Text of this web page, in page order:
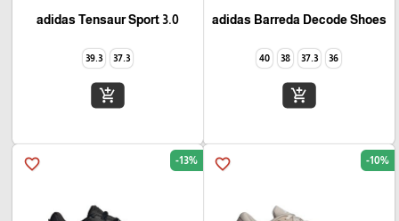
adidas Barreda Decode Shoes
36
37.3
38
40
add_shopping_cart
adidas Tensaur Sport 3.0
37.3
39.3
add_shopping_cart
favorite_border -10%
favorite_border -13%